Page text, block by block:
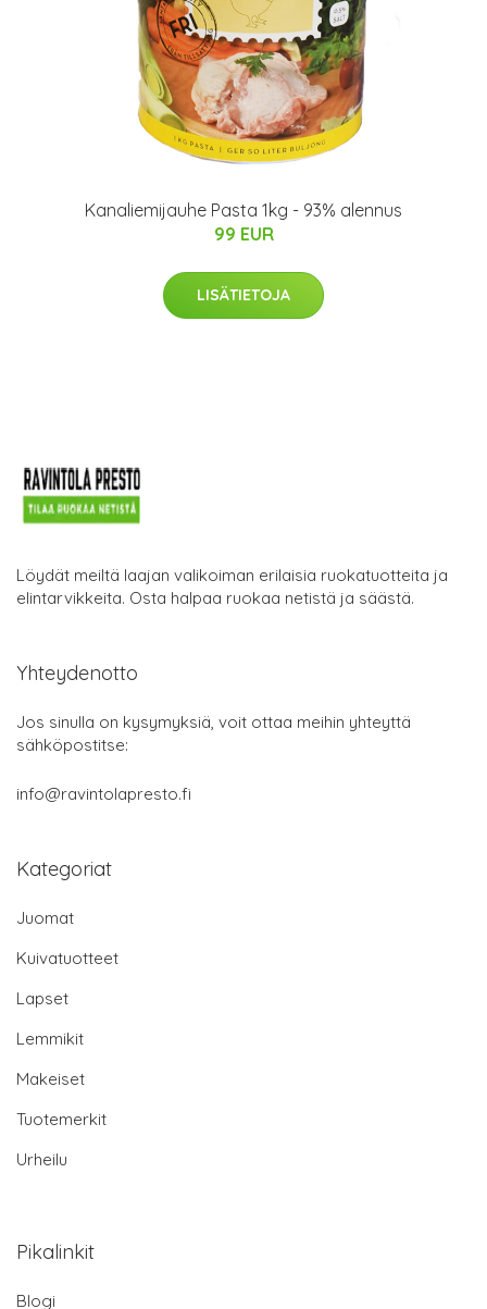
Kanaliemijauhe Pasta 1kg - 93% alennus
99 EUR
LISÄTIETOJA
Löydät meiltä laajan valikoiman erilaisia ruokatuotteita ja
elintarvikkeita. Osta halpaa ruokaa netistä ja säästä.
Yhteydenotto
Jos sinulla on kysymyksiä, voit ottaa meihin yhteyttä
sähköpostitse:
info@ravintolapresto.fi
Kategoriat
Juomat
Kuivatuotteet
Lapset
Lemmikit
Makeiset
Tuotemerkit
Urheilu
Pikalinkit
Blogi